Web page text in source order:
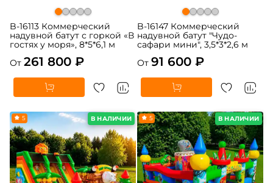
B-16113 Коммерческий
надувной батут с горкой «В
гостях у моря», 8*5*6,1 м
От 261 800 ₽
B-16147 Коммерческий
надувной батут "Чудо-
сафари мини", 3,5*3*2,6 м
От 91 600 ₽
В НАЛИЧИИ
5 В НАЛИЧИИ
5